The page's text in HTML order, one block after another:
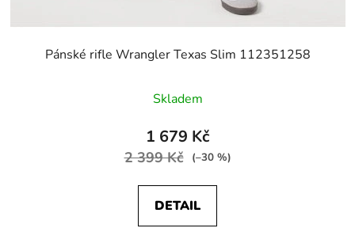
Pánské rifle Wrangler Texas Slim 112351258
Skladem
1 679 Kč
2 399 Kč (–30 %)
DETAIL